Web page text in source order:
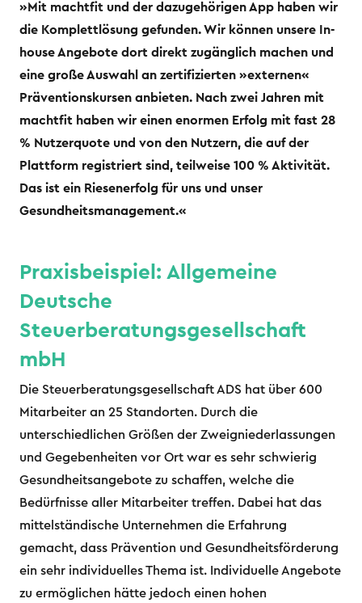
»Mit machtfit und der dazugehörigen App haben wir
die Komplettlösung gefunden. Wir können unsere In-
house Angebote dort direkt zugänglich machen und
eine große Auswahl an zertifizierten »externen«
Präventionskursen anbieten. Nach zwei Jahren mit
machtfit haben wir einen enormen Erfolg mit fast 28
% Nutzerquote und von den Nutzern, die auf der
Plattform registriert sind, teilweise 100 % Aktivität.
Das ist ein Riesenerfolg für uns und unser
Gesundheitsmanagement.«
Praxisbeispiel: Allgemeine
Deutsche
Steuerberatungsgesellschaft
mbH
Die Steuerberatungsgesellschaft ADS hat über 600
Mitarbeiter an 25 Standorten. Durch die
unterschiedlichen Größen der Zweigniederlassungen
und Gegebenheiten vor Ort war es sehr schwierig
Gesundheitsangebote zu schaffen, welche die
Bedürfnisse aller Mitarbeiter treffen. Dabei hat das
mittelständische Unternehmen die Erfahrung
gemacht, dass Prävention und Gesundheitsförderung
ein sehr individuelles Thema ist. Individuelle Angebote
zu ermöglichen hätte jedoch einen hohen